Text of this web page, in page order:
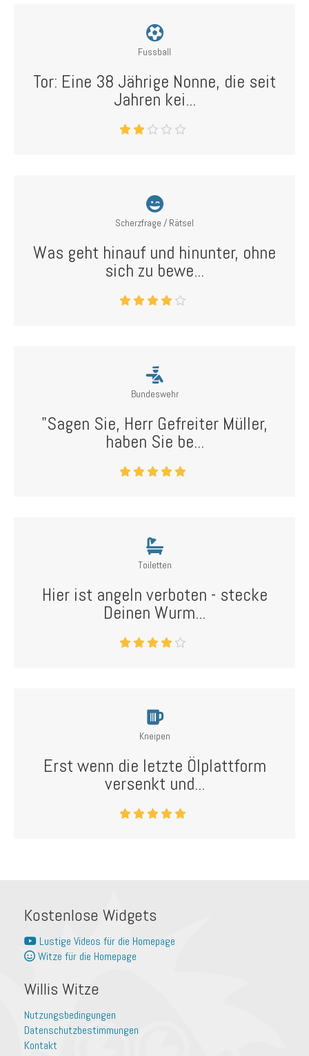
Fussball
Tor: Eine 38 Jährige Nonne, die seit
Jahren kei...
Scherzfrage / Rätsel
Was geht hinauf und hinunter, ohne
sich zu bewe...
Bundeswehr
"Sagen Sie, Herr Gefreiter Müller,
haben Sie be...
Toiletten
Hier ist angeln verboten - stecke
Deinen Wurm...
Kneipen
Erst wenn die letzte Ölplattform
versenkt und...
Kostenlose Widgets
Lustige Videos für die Homepage
Witze für die Homepage
Willis Witze
Nutzungsbedingungen
Datenschutzbestimmungen
Kontakt